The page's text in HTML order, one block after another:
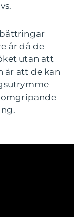
år då de
utan att
är att de kan